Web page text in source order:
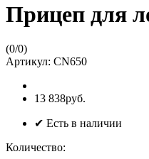
Прицеп для
(0/0)
Артикул: CN650
13 838руб.
✔ Есть в наличии
Количество: